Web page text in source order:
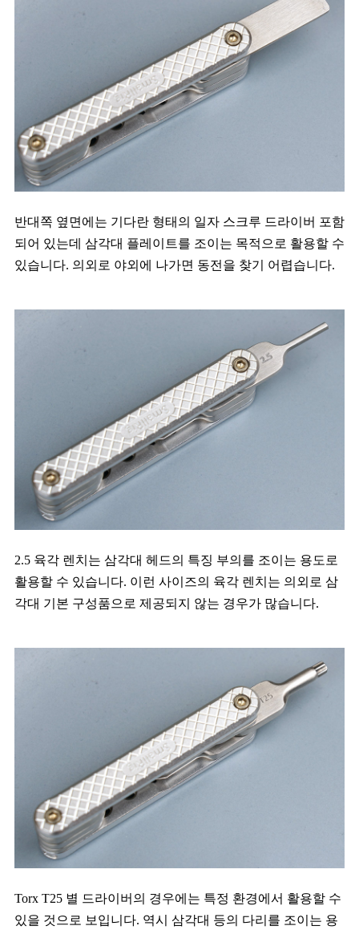
반대쪽 옆면에는 기다란 형태의 일자 스크루 드라이버 포함
되어 있는데 삼각대 플레이트를 조이는 목적으로 활용할 수
있습니다. 의외로 야외에 나가면 동전을 찾기 어렵습니다.
2.5 육각 렌치는 삼각대 헤드의 특징 부의를 조이는 용도로
활용할 수 있습니다. 이런 사이즈의 육각 렌치는 의외로 삼
각대 기본 구성품으로 제공되지 않는 경우가 많습니다.
Torx T25 별 드라이버의 경우에는 특정 환경에서 활용할 수
있을 것으로 보입니다. 역시 삼각대 등의 다리를 조이는 용